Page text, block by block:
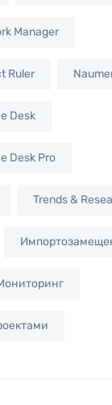
Manager
Ruler
Desk
Desk Pro
Trends &